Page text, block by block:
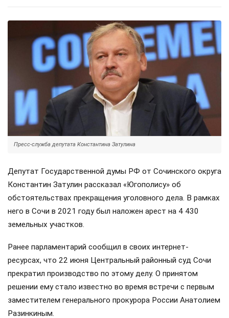
Пресс-служба депутата Константина Затулина
Депутат Государственной думы РФ от Сочинского округа
Константин Затулин рассказал «Югополису» об
обстоятельствах прекращения уголовного дела. В рамках
него в Сочи в 2021 году был наложен арест на 4 430
земельных участков.
Ранее парламентарий сообщил в своих интернет-
ресурсах, что 22 июня Центральный районный суд Сочи
прекратил производство по этому делу. О принятом
решении ему стало известно во время встречи с первым
заместителем генерального прокурора России Анатолием
Разинкиным.